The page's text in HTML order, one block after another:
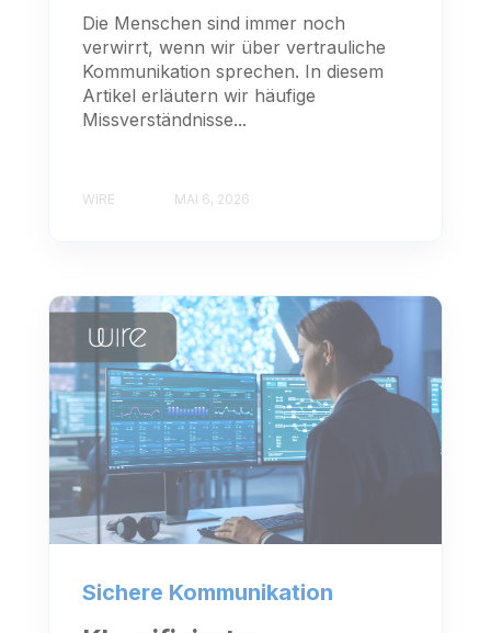
Die Menschen sind immer noch
verwirrt, wenn wir über vertrauliche
Kommunikation sprechen. In diesem
Artikel erläutern wir häufige
Missverständnisse...
WIRE MAI 6, 2026
Sichere Kommunikation